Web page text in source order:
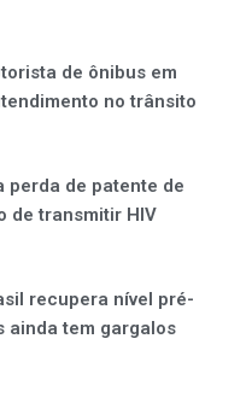
de ônibus em
no trânsito
perda de patente de
de transmitir HIV
recupera nível pré-
ainda tem gargalos